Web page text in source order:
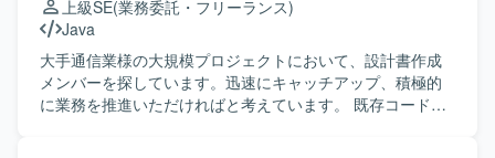
い技術トレンドやソフトウェア開発手法の調査と評価を行
い、チームにフィードバックを提供する。
上級SE(業務委託・フリーランス)
Java
大手通信業様の大規模プロジェクトにおいて、設計書作成
メンバーを探しています。迅速にキャッチアップ、積極的
に業務を推進いただければと考えています。 既存コードを